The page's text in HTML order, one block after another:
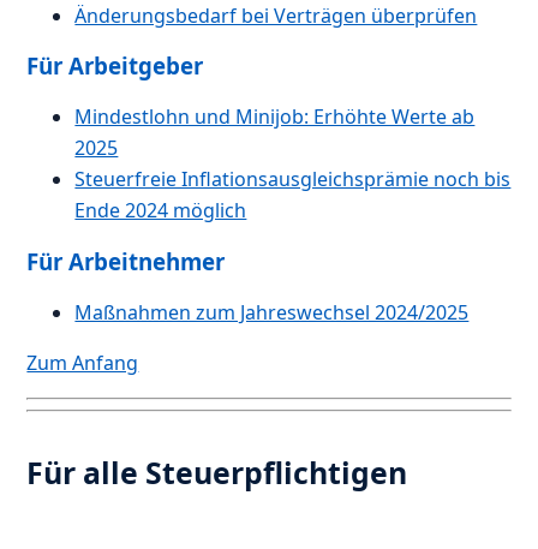
Änderungsbedarf bei Verträgen überprüfen
Für Arbeitgeber
Mindestlohn und Minijob: Erhöhte Werte ab
2025
Steuerfreie Inflationsausgleichsprämie noch bis
Ende 2024 möglich
Für Arbeitnehmer
Maßnahmen zum Jahreswechsel 2024/2025
Zum Anfang
Für alle Steuerpflichtigen